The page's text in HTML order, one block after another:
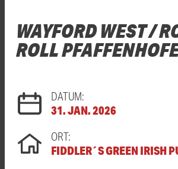
WAYFORD WEST /
ROLL
DATUM:
31. JAN. 2026
ORT:
FIDDLER´S GREEN IRISH